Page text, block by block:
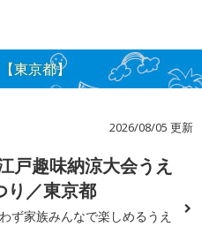
東京都】
2026/08/05 更新
戸趣味納涼大会うえ
り／東京都
ず家族みんなで楽しめるうえ